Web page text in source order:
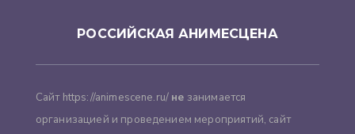
РОССИЙСКАЯ АНИМЕСЦЕНА
Сайт https://animescene.ru/ не занимается
организацией и проведением мероприятий, сайт